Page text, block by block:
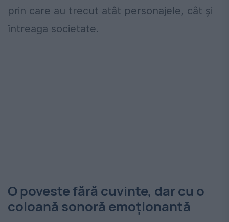
prin care au trecut atât personajele, cât și
întreaga societate.
O poveste fără cuvinte, dar cu o
coloană sonoră emoționantă